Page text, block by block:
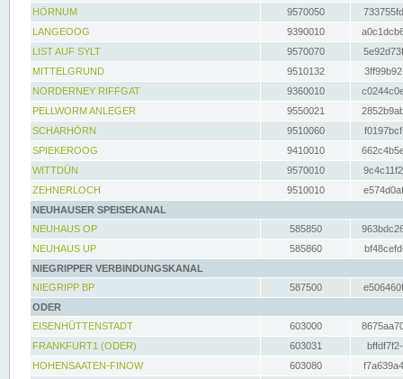
HÖRNUM
9570050
LANGEOOG
9390010
LIST AUF SYLT
9570070
MITTELGRUND
9510132
NORDERNEY RIFFGAT
9360010
PELLWORM ANLEGER
9550021
SCHARHÖRN
9510060
SPIEKEROOG
9410010
WITTDÜN
9570010
ZEHNERLOCH
9510010
NEUHAUSER SPEISEKANAL
NEUHAUS OP
585850
NEUHAUS UP
585860
NIEGRIPPER VERBINDUNGSKANAL
NIEGRIPP BP
587500
ODER
EISENHÜTTENSTADT
603000
FRANKFURT1 (ODER)
603031
HOHENSAATEN-FINOW
603080